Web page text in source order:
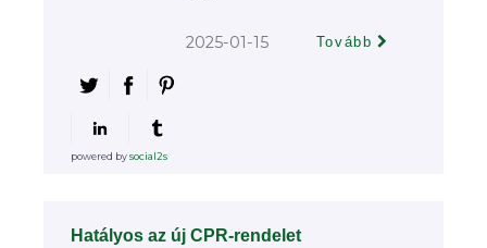
2025-01-15 Tovább
powered bysocial2s
Hatályos az új CPR-rendelet